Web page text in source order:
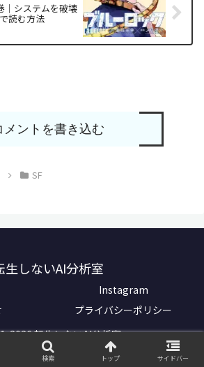
｜システムを破壊
読む方法
メントを書き込む
SF
生しないAI分析室
Instagram
プライバシーポリシー
2026 転生しないAI分析室.
検索 トップ サイドバー